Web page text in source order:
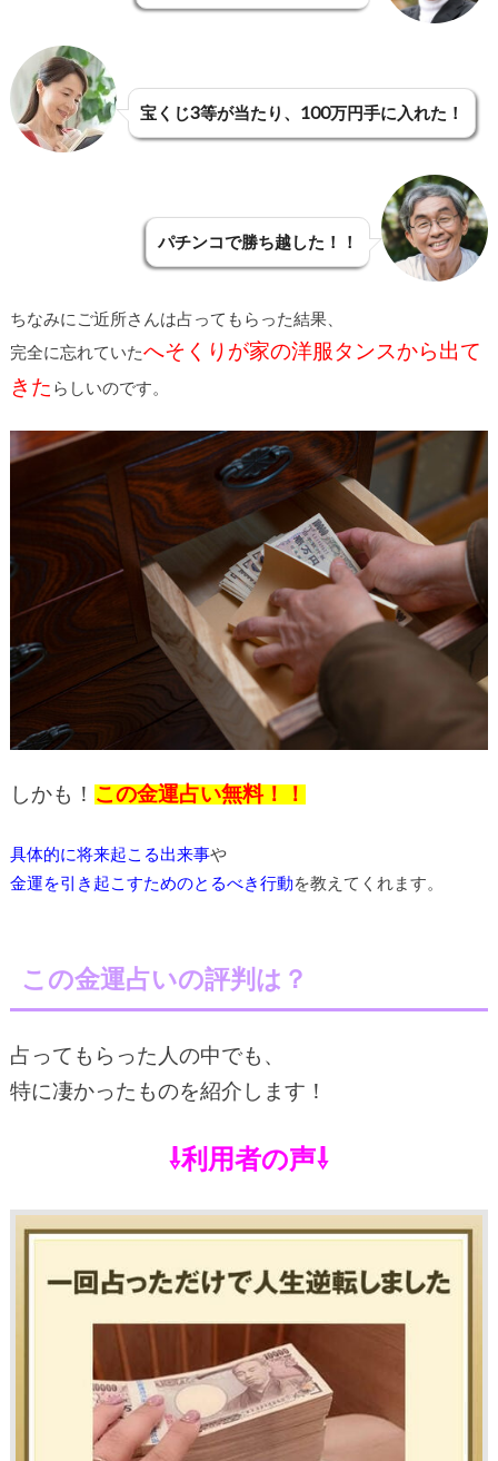
宝くじ3等が当たり、100万円手に入れた！
パチンコで勝ち越した！！
ちなみにご近所さんは占ってもらった結果、
完全に忘れていたへそくりが家の洋服タンスから出て
きた らしいのです。
しかも！ この金運占い無料！！
具体的に将来起こる出来事や
金運を引き起こすためのとるべき行動を教えてくれます。
この金運占いの評判は？
占ってもらった人の中でも、
特に凄かったものを紹介します！
⇩利用者の声⇩